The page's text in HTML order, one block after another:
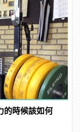
的時候該如何